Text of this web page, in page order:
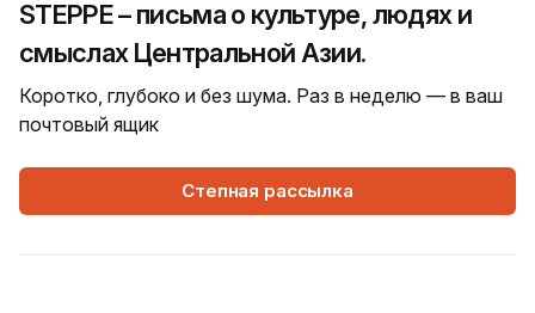
STEPPE – письма о культуре, людях и
смыслах Центральной Азии.
Коротко, глубоко и без шума. Раз в неделю — в ваш
почтовый ящик
Степная рассылка